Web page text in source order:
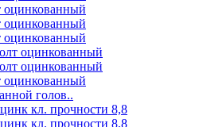
оцинкованный
оцинкованный
голов..
кл. прочности 8,8
кл. прочности 8,8